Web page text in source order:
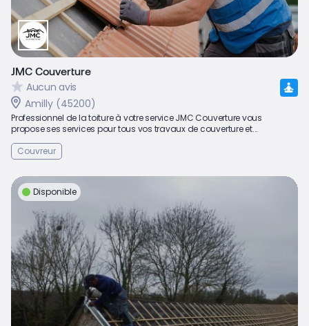
JMC Couverture
Aucun avis
Amilly (45200)
Professionnel de la toiture à votre service JMC Couverture vous
propose ses services pour tous vos travaux de couverture et...
Couvreur
Disponible